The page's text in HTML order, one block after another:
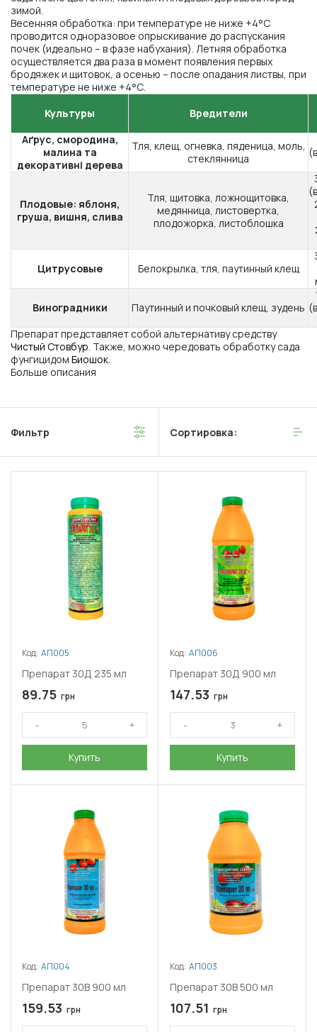
зимой.
Весенняя обработка: при температуре не ниже +4°С
проводится одноразовое опрыскивание до распускания
почек (идеально – в фазе набухания). Летняя обработка
осуществляется два раза в момент появления первых
бродяжек и щитовок, а осенью – после опадания листвы, при
температуре не ниже +4°С.
Культуры
Вредители
Аґрус, смородина,
малина та
декоративні дерева
Тля, клещ, огневка, пяденица, моль,
стеклянница
Плодовые: яблоня,
груша, вишня, слива
Тля, щитовка, ложнощитовка,
медянница, листовертка,
плодожорка, листоблошка
Цитрусовые Белокрылка, тля, паутинный клещ
Виноградники
Паутинный и почковый клещ, зудень
Препарат представляет собой альтернативу средству
Чистый Стовбур. Также, можно чередовать обработку сада
фунгицидом Биошок.
Больше описания
Фильтр Сортировка:
Код: АП005
Препарат 30Д 235 мл
89.75 грн
Купить
Код: АП006
Препарат 30Д 900 мл
147.53 грн
Купить
Код: АП004
Препарат 30В 900 мл
159.53 грн
Код: АП003
Препарат 30В 500 мл
107.51 грн